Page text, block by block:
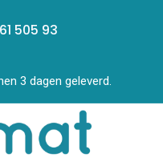
505 93
3 dagen geleverd.